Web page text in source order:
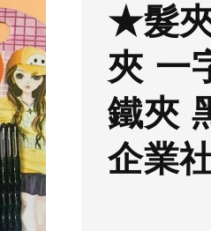
★髮
夾 一
鐵夾
企業社